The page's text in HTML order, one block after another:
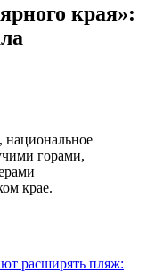
края»:
национальное
горами,
крае.
расширять пляж: